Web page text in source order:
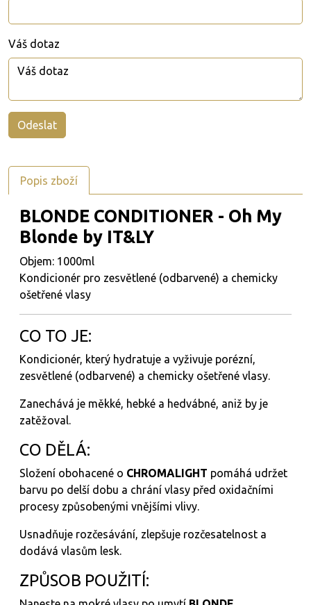
Váš dotaz
Popis zboží
BLONDE CONDITIONER - Oh My
Blonde by IT&LY
Objem: 1000ml
Kondicionér pro zesvětlené (odbarvené) a chemicky
ošetřené vlasy
CO TO JE:
Kondicionér, který hydratuje a vyživuje porézní,
zesvětlené (odbarvené) a chemicky ošetřené vlasy.
Zanechává je měkké, hebké a hedvábné, aniž by je
zatěžoval.
CO DĚLÁ:
Složení obohacené o CHROMALIGHT pomáhá udržet
barvu po delší dobu a chrání vlasy před oxidačními
procesy způsobenými vnějšími vlivy.
Usnadňuje rozčesávání, zlepšuje rozčesatelnost a
dodává vlasům lesk.
ZPŮSOB POUŽITÍ: